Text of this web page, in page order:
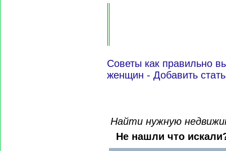
Советы как правильно
женщин - Добавить
Найти нужную
Не нашли что